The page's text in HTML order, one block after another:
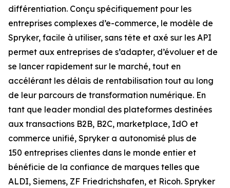
différentiation. Conçu spécifiquement pour les
entreprises complexes d’e-commerce, le modèle de
Spryker, facile à utiliser, sans tête et axé sur les API
permet aux entreprises de s’adapter, d’évoluer et de
se lancer rapidement sur le marché, tout en
accélérant les délais de rentabilisation tout au long
de leur parcours de transformation numérique. En
tant que leader mondial des plateformes destinées
aux transactions B2B, B2C, marketplace, IdO et
commerce unifié, Spryker a autonomisé plus de
150 entreprises clientes dans le monde entier et
bénéficie de la confiance de marques telles que
ALDI, Siemens, ZF Friedrichshafen, et Ricoh. Spryker